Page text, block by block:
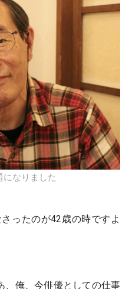
なりました
ったのが42歳の時ですよ
、俺、今俳優としての仕事